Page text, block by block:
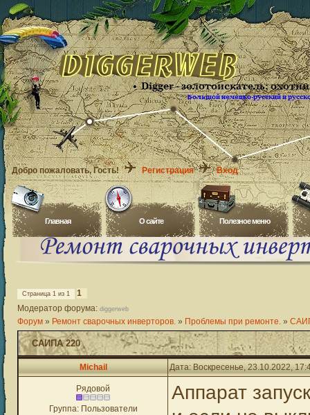
Добро пожаловать, Гость! Регистрация Вход
Главная O сайте Полезное меню
Страница 1 из 1
1
Модератор форума: diggerweb
Форум » Ремонт сварочных инверторов. » Проблемы при ремонте. »
САИПА 220
Michail Дата: Воскресенье, 23.10.2022,
Рядовой
Группа: Пользователи
Аппарат